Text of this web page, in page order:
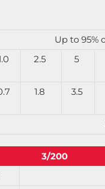
Up to 95%
2.5 5
1.8 3.5
3/200